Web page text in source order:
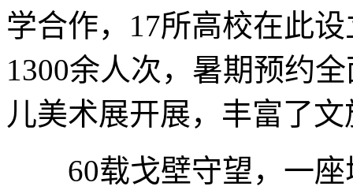
学合作，17所高校在此
1300余人次，暑期预约
儿美术展开展，丰富了
60载戈壁守望，一座